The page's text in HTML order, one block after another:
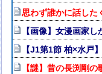
思わず誰かに話した
【画像】女漫画家
【J1第1節 柏×水戸
【謎】昔の長渕剛